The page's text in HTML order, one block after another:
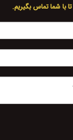
با شما تماس بگیریم.